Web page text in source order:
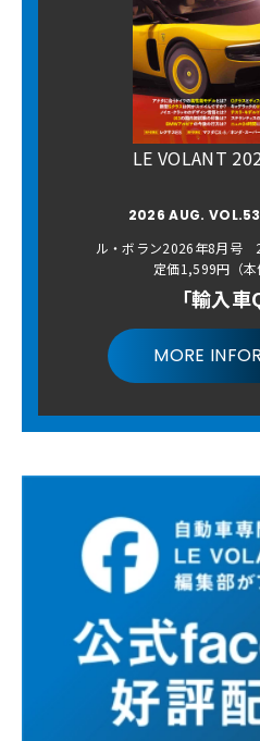
LE VOLANT
2026 AUG.
ル・ボラン2026年8月号
定価1,599円（本
「輸入車
MORE